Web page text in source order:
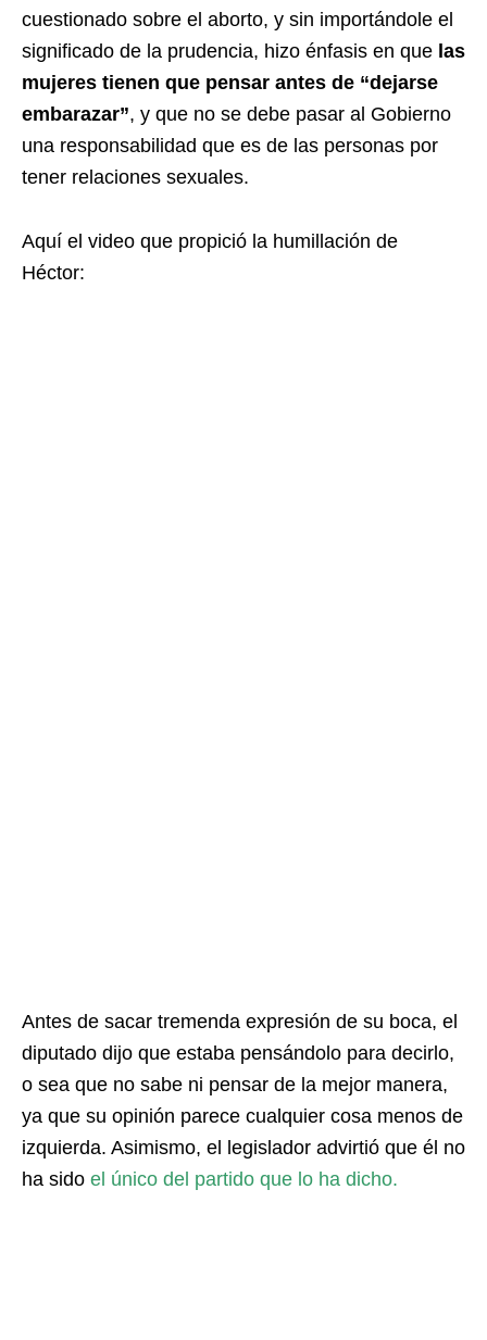
cuestionado sobre el aborto, y sin importándole el
significado de la prudencia, hizo énfasis en que las
mujeres tienen que pensar antes de “dejarse
embarazar”, y que no se debe pasar al Gobierno
una responsabilidad que es de las personas por
tener relaciones sexuales.
Aquí el video que propició la humillación de
Héctor:
Antes de sacar tremenda expresión de su boca, el
diputado dijo que estaba pensándolo para decirlo,
o sea que no sabe ni pensar de la mejor manera,
ya que su opinión parece cualquier cosa menos de
izquierda. Asimismo, el legislador advirtió que él no
ha sido el único del partido que lo ha dicho.